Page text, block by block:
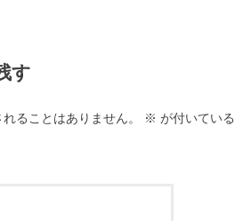
す
ることはありません。 ※ が付いている